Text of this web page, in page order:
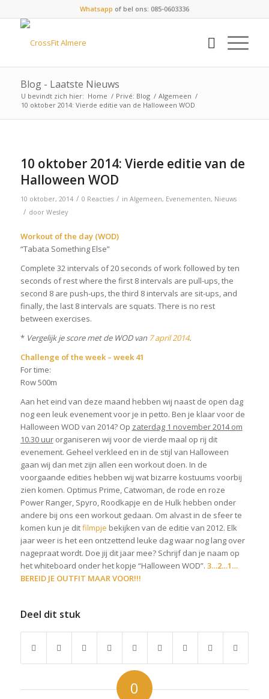
Whatsapp of bel ons: 085-0603336
Blog - Laatste Nieuws
U bevindt zich hier: Home / Privé: Blog / Algemeen /
10 oktober 2014: Vierde editie van de Halloween WOD
10 oktober 2014: Vierde editie van de
Halloween WOD
10 oktober, 2014 / 0 Reacties / in Algemeen, Evenementen, Nieuws
/ door Wesley
Workout of the day (WOD)
“Tabata Something Else”
Complete 32 intervals of 20 seconds of work followed by ten
seconds of rest where the first 8 intervals are pull-ups, the
second 8 are push-ups, the third 8 intervals are sit-ups, and
finally, the last 8 intervals are squats. There is no rest
between exercises.
* Vergelijk je score met de WOD van 7 april 2014.
Challenge of the week – week 41
For time:
Row 500m
Aan het eind van deze maand hebben wij naast de open dag
nog een leuk evenement voor je in petto. Ben je klaar voor de
Halloween WOD van 2014? Op zaterdag 1 november 2014 om
10.30 uurorganiseren wij voor de vierde maal op rij dit
evenement. Geheel verkleed en in de stijl van Halloween
gaan wij dan met zijn allen een workout doen. In de
voorgaande edities hebben wij wat bizarre kostuums voorbij
zien komen. Optimus Prime, Catwoman, de rode en roze
Power Ranger, Spyro, Roodkapje en de Hulk hebben onder
andere bij ons een workout gedaan. Om alvast in de sfeer te
komen kun je ditfilmpje bekijken van de editie van 2012. Elk
jaar weer is het een ontzettend leuke dag waar nog lang over
nagepraat wordt. Doe jij dit jaar mee? Schrijf dan je naam op
het whiteboard onder het kopje “Halloween WOD”. 3…2…1…
BEREID JE OUTFIT MAAR VOOR!!!
Deel dit stuk
0